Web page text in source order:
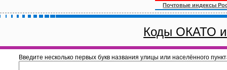
Почтовые индексы
Коды ОКАТО
Введите несколько первых букв названия улицы или населённого